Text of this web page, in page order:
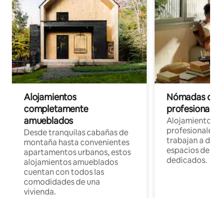
Alojamientos
completamente
amueblados
Desde tranquilas cabañas de
montaña hasta convenientes
apartamentos urbanos, estos
alojamientos amueblados
cuentan con todos las
comodidades de una
vivienda.
Nómadas
Alojamientos
profesionales
trabajan a
espacios de
dedicados.